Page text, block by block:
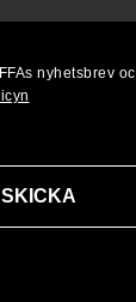
SKICKA
nyhetsbrev